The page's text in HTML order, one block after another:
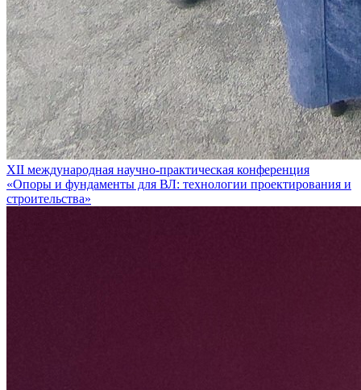
XII международная научно-практическая конференция
«Опоры и фундаменты для ВЛ: технологии проектирования и
строительства»